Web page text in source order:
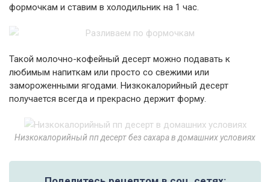
формочкам и ставим в холодильник на 1 час.
Такой молочно-кофейный десерт можно подавать к
любимым напиткам или просто со свежими или
замороженными ягодами. Низкокалорийный десерт
получается всегда и прекрасно держит форму.
Низкокалорийный пп десерт без сахара в домашних условиях